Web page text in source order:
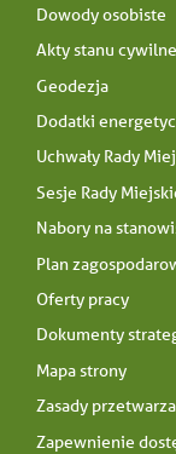
Dowody osobiste
Akty stanu
Geodezja
Dodatki
Uchwały Rady
Sesje Rady
Nabory na
Plan
Oferty pracy
Dokumenty
Mapa strony
Zasady
Zapewnienie